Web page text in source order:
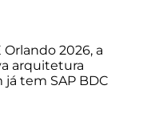
Orlando 2026, a
arquitetura
tem SAP BDC